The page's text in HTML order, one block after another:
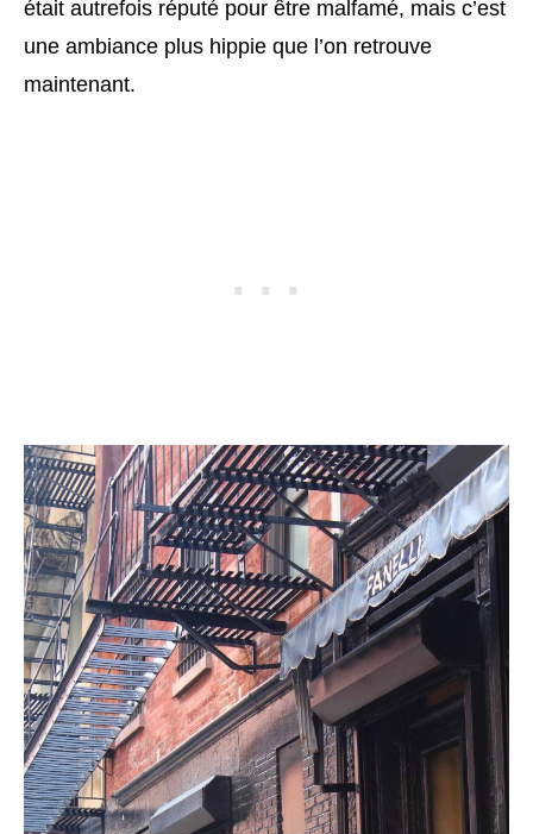
était autrefois réputé pour être malfamé, mais c’est
une ambiance plus hippie que l’on retrouve
maintenant.